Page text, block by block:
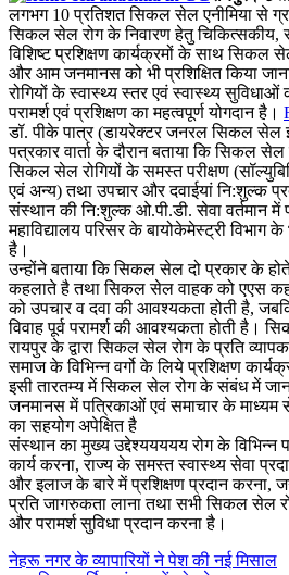
लगभग 10 प्रतिशत सिकल सेल एनीमिया से
सिकल सेल रोग के निवारण हेतु
विशिष्ट प्रशिक्षण कार्यक्रमों के साथ सिकल सेल
और आम जनमानस को भी प्रशिक्षित किया
रोगियों के स्वास्थ्य स्तर एवं स्वास्थ्य सुविधाओं
परामर्श एवं प्रशिक्षण का महत्वपूर्ण योगदान है।
डॉ. पीके पात्र (डायरेक्टर जनरल सिकल सेल
पत्रकार वार्ता के दौरान बताया कि सिकल
सिकल सेल रोगियों के समस्त परीक्षण
एवं अन्य) तथा उपचार और दवाईयां नि:शुल्क
संस्थान की नि:शुल्क ओ.पी.डी. सेवा वर्तमान में
महाविद्यालय परिसर के बायोकेमेस्ट्री विभाग
है।
उन्होंने बताया कि सिकल सेल दो प्रकार के
कहलाते है तथा सिकल सेल वाहक को एएस
को उपचार व दवा की आवश्यकता होती है,
विवाह पूर्व परामर्श की आवश्यकता होती है।
रायपुर के द्वारा सिकल सेल रोग के प्रति
समाज के विभिन्न वर्गो के लिये प्रशिक्षण
इसी तारतम्य में सिकल सेल रोग के संबंध में
जनमानस में पत्रिकाओं एवं समाचार के माध्यम
का सहयोग अपेक्षित है
संस्थान का मुख्य उद्देश्ययययय रोग के
कार्य करना, राज्य के समस्त स्वास्थ्य सेवा
और इलाज के बारे में प्रशिक्षण प्रदान करना,
प्रति जागरुकता लाना तथा सभी सिकल सेल
और परामर्श सुविधा प्रदान करना है।
Post
नेहरू नगर के व्यापारियों ने पेश की नई मिसाल